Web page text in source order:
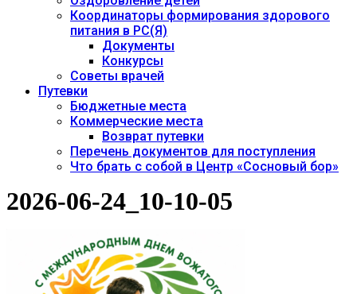
Координаторы формирования здорового
питания в РС(Я)
Документы
Конкурсы
Советы врачей
Путевки
Бюджетные места
Коммерческие места
Возврат путевки
Перечень документов для поступления
Что брать с собой в Центр «Сосновый бор»
2026-06-24_10-10-05